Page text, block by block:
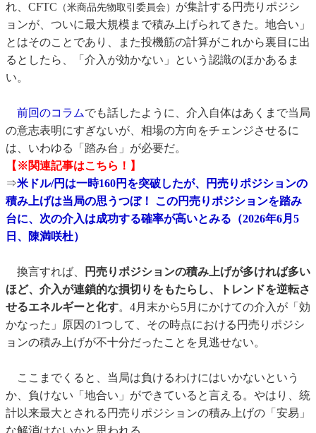
れ、CFTC （米商品先物取引委員会） が集計する円売りポジシ
ョンが、ついに最大規模まで積み上げられてきた。地合い」
とはそのことであり、また投機筋の計算がこれから裏目に出
るとしたら、「介入が効かない」という認識のほかあるま
い。
前回のコラムでも話したように、介入自体はあくまで当局
の意志表明にすぎないが、相場の方向をチェンジさせるに
は、いわゆる「踏み台」が必要だ。
【※関連記事はこちら！】
⇒米ドル/円は一時160円を突破したが、円売りポジションの
積み上げは当局の思うつぼ！ この円売りポジションを踏み
台に、次の介入は成功する確率が高いとみる（2026年6月5
日、陳満咲杜）
換言すれば、
円売りポジションの積み上げが多ければ多い
ほど、介入が連鎖的な損切りをもたらし、トレンドを逆転さ
せるエネルギーと化す。4月末から5月にかけての介入が「効
かなった」原因の1つして、その時点における円売りポジシ
ョンの積み上げが不十分だったことを見逃せない。
ここまでくると、当局は負けるわけにはいかないという
か、負けない「地合い」ができていると言える。やはり、統
計以来最大とされる円売りポジションの積み上げの「安易」